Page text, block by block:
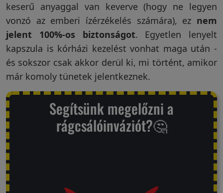
keserű anyaggal van keverve (hogy ne legyen
vonzó az emberi ízérzékelés számára), ez nem
jelent 100%-os biztonságot. Egyetlen lenyelt
kapszula is kórházi kezelést vonhat maga után -
és sokszor csak akkor derül ki, mi történt, amikor
már komoly tünetek jelentkeznek.
Segítsünk megelőzni a
rágcsálóinváziót?🤔